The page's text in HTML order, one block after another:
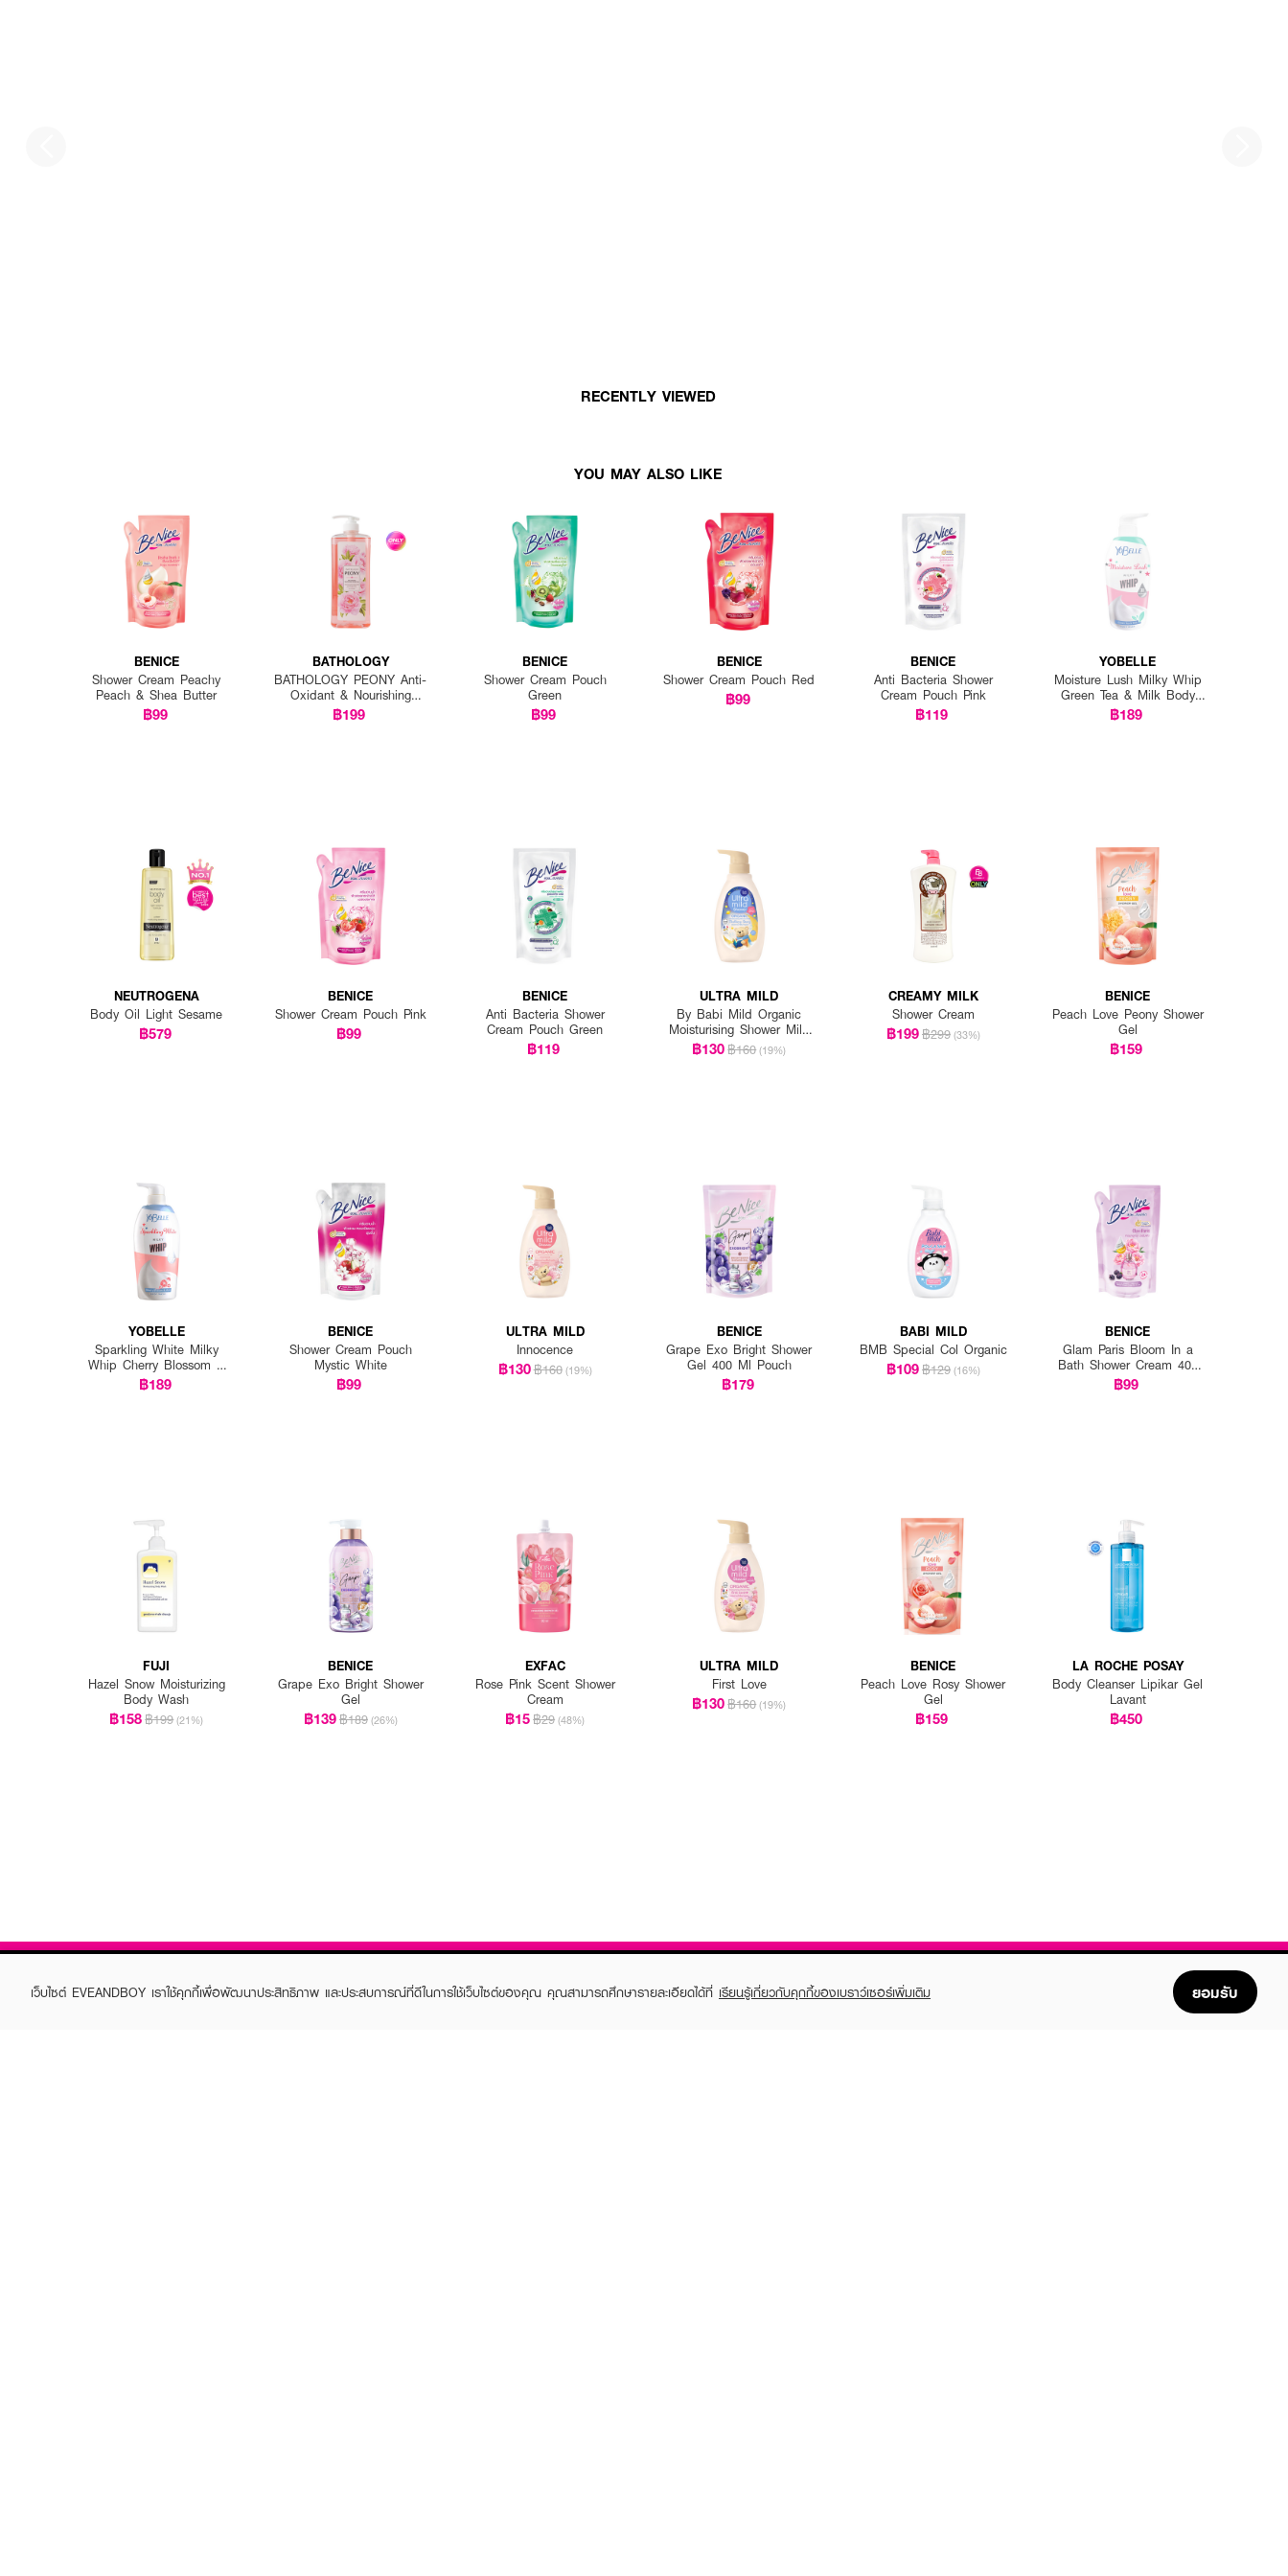
RECENTLY VIEWED
YOU MAY ALSO LIKE
BENICE
Shower Cream Peachy
Peach & Shea Butter
฿99
BATHOLOGY
BATHOLOGY PEONY Anti-
Oxidant & Nourishing
Shower Gel
฿199
BENICE
Shower Cream Pouch
Green
฿99
BENICE
Shower Cream Pouch Red
฿99
BENICE
Anti Bacteria Shower
Cream Pouch Pink
฿119
YOBELLE
Moisture Lush Milky Whip
Green Tea & Milk Body
Wash
฿189
NEUTROGENA
Body Oil Light Sesame
฿579
BENICE
Shower Cream Pouch Pink
฿99
BENICE
Anti Bacteria Shower
Cream Pouch Green
฿119
ULTRA MILD
By Babi Mild Organic
Moisturising Shower Milk
Bedtime Story
฿130฿160 (19%)
CREAMY MILK
Shower Cream
฿199฿299 (33%)
BENICE
Peach Love Peony Shower
Gel
฿159
YOBELLE
Sparkling White Milky
Whip Cherry Blossom &
Milk Body Wash
฿189
BENICE
Shower Cream Pouch
Mystic White
฿99
ULTRA MILD
Innocence
฿130฿160 (19%)
BENICE
Grape Exo Bright Shower
Gel 400 Ml Pouch
฿179
BABI MILD
BMB Special Col Organic
฿109฿129 (16%)
BENICE
Glam Paris Bloom In a
Bath Shower Cream 400
ml pouch
฿99
FUJI
Hazel Snow Moisturizing
Body Wash
฿158฿199 (21%)
BENICE
Grape Exo Bright Shower
Gel
฿139฿189 (26%)
EXFAC
Rose Pink Scent Shower
Cream
฿15฿29 (48%)
ULTRA MILD
First Love
฿130฿160 (19%)
BENICE
Peach Love Rosy Shower
Gel
฿159
LA ROCHE POSAY
Body Cleanser Lipikar Gel
Lavant
฿450
เว็บไซต์ EVEANDBOY เราใช้คุกกี้เพื่อพัฒนาประสิทธิภาพ และประสบการณ์ที่ดีในการใช้เว็บไซต์ของคุณ คุณสามารถศึกษารายละเอียดได้ที่ เรียนรู้เกี่ยวกับคุกกี้ของเบราว์เซอร์เพิ่มเติม ยอมรับ